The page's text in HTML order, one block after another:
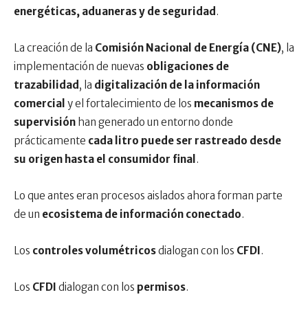
energéticas, aduaneras y de seguridad .
La creación de la Comisión Nacional de Energía (CNE), la
implementación de nuevas obligaciones de
trazabilidad , la digitalización de la información
comercial y el fortalecimiento de los mecanismos de
supervisión han generado un entorno donde
prácticamente cada litro puede ser rastreado desde
su origen hasta el consumidor final .
Lo que antes eran procesos aislados ahora forman parte
de un ecosistema de información conectado.
Los controles volumétricosdialogan con los CFDI.
Los CFDI dialogan con los permisos.